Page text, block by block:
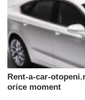
Rent-a-car-
orice moment